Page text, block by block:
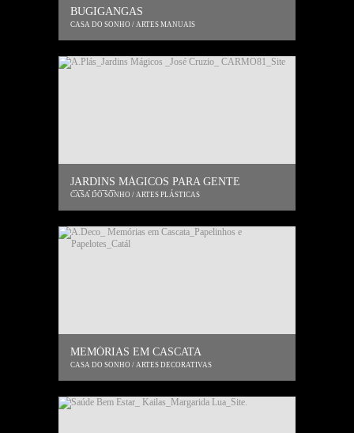
BUGIGANGAS
CASA DO SONHO / ARTES MANUAIS
JARDINS MÁGICOS PARA GENTE
GRANDE
CASA DO SONHO / ARTES PLÁSTICAS
MEMÓRIAS EM CASCATA
CASA DO SONHO / ARTES DECORATIVAS